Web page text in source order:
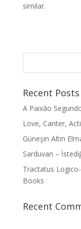
similar.
Recent Posts
A Paixão
Love, Canter,
Güneşin Altın
Sarduvan –
Tractatus
Books
Recent